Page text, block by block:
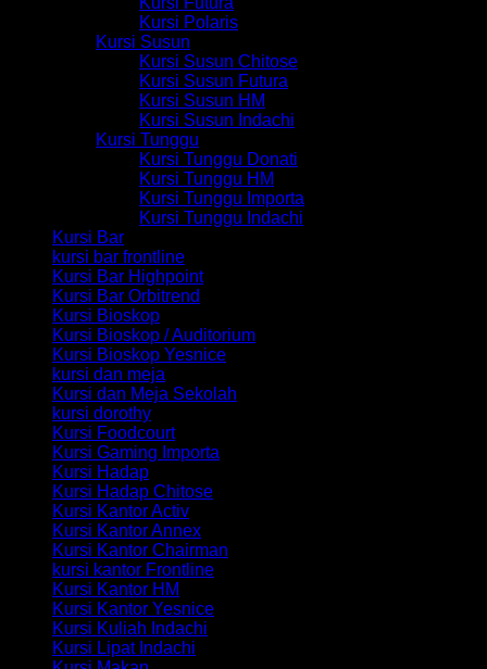
Kursi Polaris
Kursi Susun
Kursi Susun Chitose
Kursi Susun Futura
Kursi Susun HM
Kursi Susun Indachi
Kursi Tunggu
Kursi Tunggu Donati
Kursi Tunggu HM
Kursi Tunggu Importa
Kursi Tunggu Indachi
Kursi Bar
kursi bar frontline
Kursi Bar Highpoint
Kursi Bar Orbitrend
Kursi Bioskop
Kursi Bioskop / Auditorium
Kursi Bioskop Yesnice
kursi dan meja
Kursi dan Meja Sekolah
kursi dorothy
Kursi Foodcourt
Kursi Gaming Importa
Kursi Hadap
Kursi Hadap Chitose
Kursi Kantor Activ
Kursi Kantor Annex
Kursi Kantor Chairman
kursi kantor Frontline
Kursi Kantor HM
Kursi Kantor Yesnice
Kursi Kuliah Indachi
Kursi Lipat Indachi